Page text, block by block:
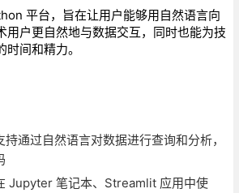
平台，旨在让用户能够用自然语言向
用户更自然地与数据交互，同时也能为技
间和精力。
持通过自然语言对数据进行查询和分析，
Jupyter 笔记本、Streamlit 应用中使